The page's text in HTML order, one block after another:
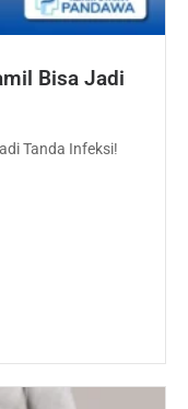
Bisa Jadi
Tanda Infeksi!